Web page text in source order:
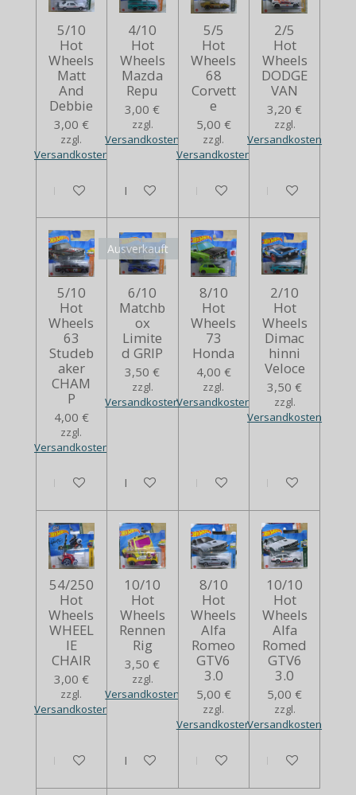
5/10
Hot
Wheels
Matt
And
Debbie
3,00 €
zzgl.
Versandkosten
In den Warenkorb
4/10
Hot
Wheels
Mazda
Repu
3,00 €
zzgl.
Versandkosten
In den Warenkorb
5/5
Hot
Wheels
68
Corvett
e
5,00 €
zzgl.
Versandkosten
Bei Verfügbarkeit
2/5
Hot
Wheels
DODGE
VAN
3,20 €
zzgl.
Versandkosten
In den
5/10
Hot
Wheels
63
Studeb
aker
CHAM
P
4,00 €
zzgl.
Versandkosten
In den Warenkorb
Ausverkauft
6/10
Matchb
ox
Limite
d GRIP
3,50 €
zzgl.
Versandkosten
Bei Verfügbarkeit benachrichtigen
8/10
Hot
Wheels
73
Honda
4,00 €
zzgl.
Versandkosten
In den Warenkorb
2/10
Hot
Wheels
Dimac
hinni
Veloce
3,50 €
zzgl.
Versandkosten
In den
54/250
Hot
Wheels
WHEEL
IE
CHAIR
3,00 €
zzgl.
Versandkosten
In den Warenkorb
10/10
Hot
Wheels
Rennen
Rig
3,50 €
zzgl.
Versandkosten
In den Warenkorb
8/10
Hot
Wheels
Alfa
Romeo
GTV6
3.0
5,00 €
zzgl.
Versandkosten
In den Warenkorb
10/10
Hot
Wheels
Alfa
Romed
GTV6
3.0
5,00 €
zzgl.
Versandkosten
In den